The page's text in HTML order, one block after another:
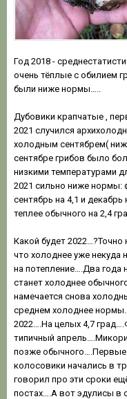
Год 2018 -
очень тёплые с обилием
были ниже нормы…..
Дубовики крапчатые ,
2021 случился
холодным сентябрем(
сентябре грибов было
низкими температурами
2021 сильно ниже нормы:
сентябрь на 4,1 и
теплее обычного на 2,4
Какой будет
что холоднее уже некуда
на потепление….Два года
станет холоднее
намечается снова
среднем холоднее
2022….На целых 4,7
типичный
позже обычного….Первые
колосовики начались в
говорил про эти сроки
постах….А вот эдулисы в